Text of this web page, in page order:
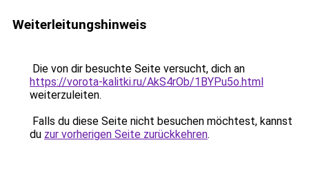
Weiterleitungshinweis
Die von dir besuchte Seite versucht, dich an
https://vorota-kalitki.ru/AkS4rOb/1BYPu5o.html
weiterzuleiten.
Falls du diese Seite nicht besuchen möchtest, kannst
du zur vorherigen Seite zurückkehren.